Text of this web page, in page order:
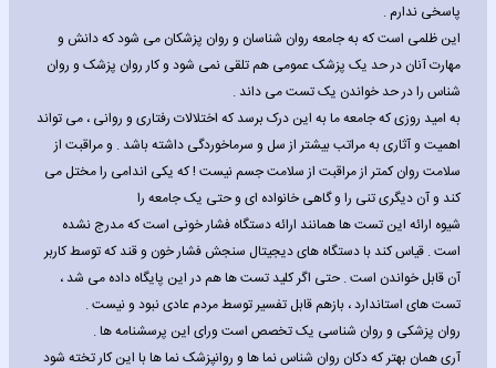
پاسخی ندارم .
این ظلمی است که به جامعه روان شناسان و روان پزشکان می شود که دانش و
مهارت آنان در حد یک پزشک عمومی هم تلقی نمی شود و کار روان پزشک و روان
شناس را در حد خواندن یک تست می داند .
به امید روزی که جامعه ما به این درک برسد که اختلالات رفتاری و روانی ، می تواند
اهمیت و آثاری به مراتب بیشتر از سل و سرماخوردگی داشته باشد . و مراقبت از
سلامت روان کمتر از مراقبت از سلامت جسم نیست ! که یکی اندامی را مختل می
کند و آن دیگری تنی را و گاهی خانواده ای و حتی یک جامعه را
شیوه ارائه این تست ها همانند ارائه دستگاه فشار خونی است که مدرج نشده
است . قیاس کند با دستگاه های دیجیتال سنجش فشار خون و قند که توسط کاربر
آن قابل خواندن است . حتی اگر کلید تست ها هم در این پایگاه داده می شد ،
تست های استاندارد ، بازهم قابل تفسیر توسط مردم عادی نبود و نیست .
روان پزشکی و روان شناسی یک تخصص است ورای این پرسشنامه ها .
آری همان بهتر که دکان روان شناس نما ها و روانپزشک نما ها با این کار تخته شود